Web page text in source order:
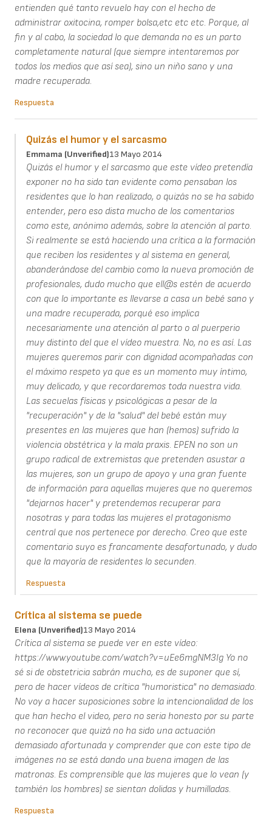
entienden qué tanto revuelo hay con el hecho de
administrar oxitocina, romper bolsa,etc etc etc. Porque, al
fin y al cabo, la sociedad lo que demanda no es un parto
completamente natural (que siempre intentaremos por
todos los medios que así sea), sino un niño sano y una
madre recuperada.
Respuesta
Quizás el humor y el sarcasmo
Emmama (unverified)13 Mayo 2014
Quizás el humor y el sarcasmo que este vídeo pretendía
exponer no ha sido tan evidente como pensaban los
residentes que lo han realizado, o quizás no se ha sabido
entender, pero eso dista mucho de los comentarios
como este, anónimo además, sobre la atención al parto.
Si realmente se está haciendo una crítica a la formación
que reciben los residentes y al sistema en general,
abanderándose del cambio como la nueva promoción de
profesionales, dudo mucho que ell@s estén de acuerdo
con que lo importante es llevarse a casa un bebé sano y
una madre recuperada, porqué eso implica
necesariamente una atención al parto o al puerperio
muy distinto del que el vídeo muestra. No, no es así. Las
mujeres queremos parir con dignidad acompañadas con
el máximo respeto ya que es un momento muy íntimo,
muy delicado, y que recordaremos toda nuestra vida.
Las secuelas físicas y psicológicas a pesar de la
"recuperación" y de la "salud" del bebé están muy
presentes en las mujeres que han (hemos) sufrido la
violencia obstétrica y la mala praxis. EPEN no son un
grupo radical de extremistas que pretenden asustar a
las mujeres, son un grupo de apoyo y una gran fuente
de información para aquellas mujeres que no queremos
"dejarnos hacer" y pretendemos recuperar para
nosotras y para todas las mujeres el protagonismo
central que nos pertenece por derecho. Creo que este
comentario suyo es francamente desafortunado, y dudo
que la mayoría de residentes lo secunden.
Respuesta
Crítica al sistema se puede
Elena (unverified)13 Mayo 2014
Crítica al sistema se puede ver en este vídeo:
https://www.youtube.com/watch?v=uEe6mgNM3Ig Yo no
sé si de obstetricia sabrán mucho, es de suponer que sí,
pero de hacer vídeos de crítica "humoristica" no demasiado.
No voy a hacer suposiciones sobre la intencionalidad de los
que han hecho el video, pero no seria honesto por su parte
no reconocer que quizá no ha sido una actuación
demasiado afortunada y comprender que con este tipo de
imágenes no se está dando una buena imagen de las
matronas. Es comprensible que las mujeres que lo vean (y
también los hombres) se sientan dolidas y humilladas.
Respuesta